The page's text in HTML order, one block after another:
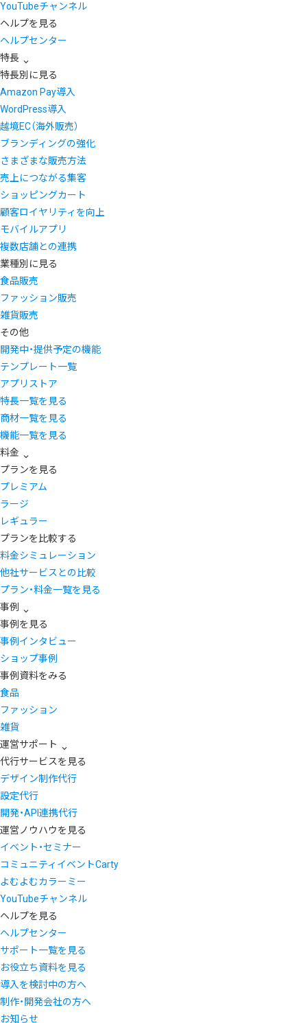
YouTubeチャンネル
ヘルプを見る
ヘルプセンター
特長
特長別に見る
Amazon Pay導入
WordPress導入
越境EC（海外販売）
ブランディングの強化
さまざまな販売方法
売上につながる集客
ショッピングカート
顧客ロイヤリティを向上
モバイルアプリ
複数店舗との連携
業種別に見る
食品販売
ファッション販売
雑貨販売
その他
開発中・提供予定の機能
テンプレート一覧
アプリストア
特長一覧を見る
商材一覧を見る
機能一覧を見る
料金
プランを見る
プレミアム
ラージ
レギュラー
プランを比較する
料金シミュレーション
他社サービスとの比較
プラン・料金一覧を見る
事例
事例を見る
事例インタビュー
ショップ事例
事例資料をみる
食品
ファッション
雑貨
運営サポート
代行サービスを見る
デザイン制作代行
設定代行
開発・API連携代行
運営ノウハウを見る
イベント・セミナー
コミュニティイベントCarty
よむよむカラーミー
YouTubeチャンネル
ヘルプを見る
ヘルプセンター
サポート一覧を見る
お役立ち資料を見る
導入を検討中の方へ
制作・開発会社の方へ
お知らせ